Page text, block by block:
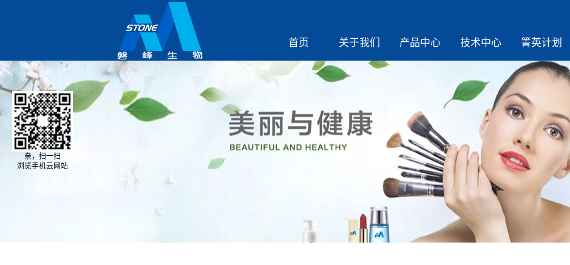
首页 关于我们 产品中心 技术中心 箐英计划
亲，扫一扫
浏览手机云网站